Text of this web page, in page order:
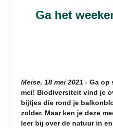
Ga het
Meise, 18 mei 2021 - Ga op
mei! Biodiversiteit vind je
bijtjes die rond je
zolder. Maar ken je deze
leer bij over de natuur in